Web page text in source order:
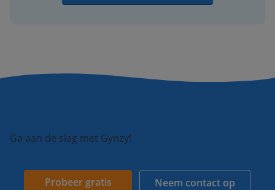
Ga aan de slag met Gynzy!
Probeer gratis Neem contact op